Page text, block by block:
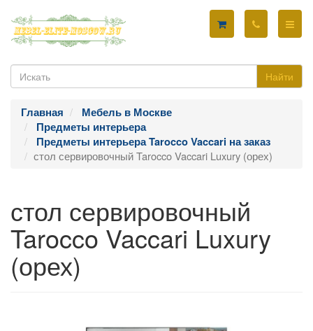
Найти
Главная
Мебель в Москве
Предметы интерьера
Предметы интерьера Tarocco Vaccari на заказ
стол сервировочный Tarocco Vaccari Luxury (орех)
стол сервировочный
Tarocco Vaccari Luxury
(орех)